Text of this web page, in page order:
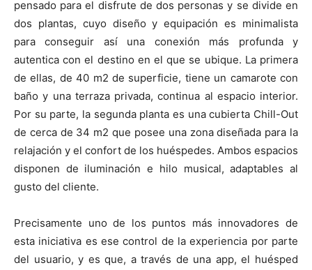
pensado para el disfrute de dos personas y se divide en
dos plantas, cuyo diseño y equipación es minimalista
para conseguir así una conexión más profunda y
autentica con el destino en el que se ubique. La primera
de ellas, de 40 m2 de superficie, tiene un camarote con
baño y una terraza privada, continua al espacio interior.
Por su parte, la segunda planta es una cubierta Chill-Out
de cerca de 34 m2 que posee una zona diseñada para la
relajación y el confort de los huéspedes. Ambos espacios
disponen de iluminación e hilo musical, adaptables al
gusto del cliente.
Precisamente uno de los puntos más innovadores de
esta iniciativa es ese control de la experiencia por parte
del usuario, y es que, a través de una app, el huésped